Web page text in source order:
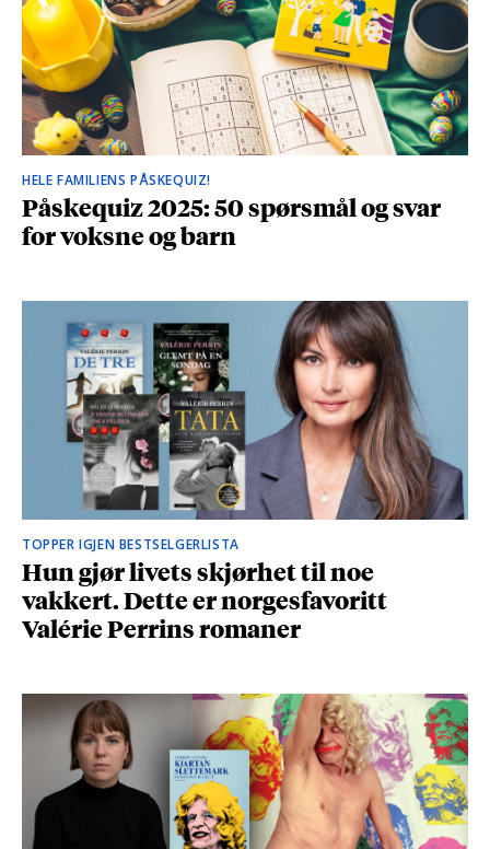
HELE FAMILIENS PÅSKEQUIZ!
Påskequiz 2025: 50 spørsmål og svar
for voksne og barn
TOPPER IGJEN BESTSELGERLISTA
Hun gjør livets skjørhet til noe
vakkert. Dette er norgesfavoritt
Valérie Perrins romaner